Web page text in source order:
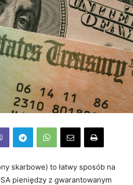
skarbowe) to łatwy sposób na
pieniędzy z gwarantowanym